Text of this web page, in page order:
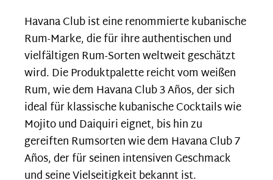
Havana Club ist eine renommierte kubanische
Rum-Marke, die für ihre authentischen und
vielfältigen Rum-Sorten weltweit geschätzt
wird. Die Produktpalette reicht vom weißen
Rum, wie dem Havana Club 3 Años, der sich
ideal für klassische kubanische Cocktails wie
Mojito und Daiquiri eignet, bis hin zu
gereiften Rumsorten wie dem Havana Club 7
Años, der für seinen intensiven Geschmack
und seine Vielseitigkeit bekannt ist.